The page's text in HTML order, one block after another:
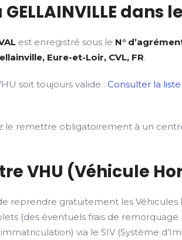
dans
est enregistré sous le N°
Eure-et-Loir, CVL, FR.
soit toujours valide : Consulter la
le remettre obligatoirement à un
VHU (Véhicule
reprendre gratuitement les Véhicules
(des éventuels frais de
via le SIV (Système